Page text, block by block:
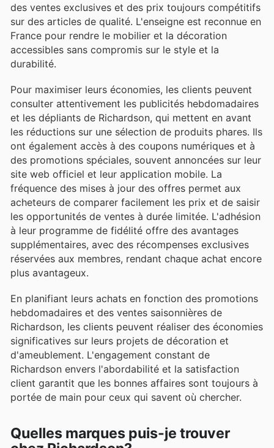
des ventes exclusives et des prix toujours compétitifs
sur des articles de qualité. L'enseigne est reconnue en
France pour rendre le mobilier et la décoration
accessibles sans compromis sur le style et la
durabilité.
Pour maximiser leurs économies, les clients peuvent
consulter attentivement les publicités hebdomadaires
et les dépliants de Richardson, qui mettent en avant
les réductions sur une sélection de produits phares. Ils
ont également accès à des coupons numériques et à
des promotions spéciales, souvent annoncées sur leur
site web officiel et leur application mobile. La
fréquence des mises à jour des offres permet aux
acheteurs de comparer facilement les prix et de saisir
les opportunités de ventes à durée limitée. L'adhésion
à leur programme de fidélité offre des avantages
supplémentaires, avec des récompenses exclusives
réservées aux membres, rendant chaque achat encore
plus avantageux.
En planifiant leurs achats en fonction des promotions
hebdomadaires et des ventes saisonnières de
Richardson, les clients peuvent réaliser des économies
significatives sur leurs projets de décoration et
d'ameublement. L'engagement constant de
Richardson envers l'abordabilité et la satisfaction
client garantit que les bonnes affaires sont toujours à
portée de main pour ceux qui savent où chercher.
Quelles marques puis-je trouver